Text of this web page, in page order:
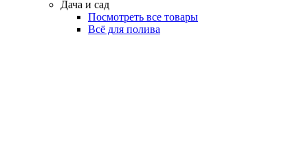
Дача и сад
Посмотреть все товары
Всё для полива